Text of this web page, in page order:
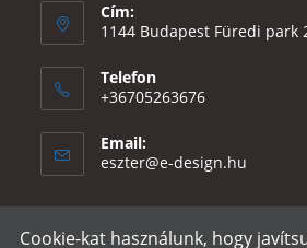
Cím:
1144 Budapest Füredi park
Telefon
+36705263676
Email:
eszter@e-design.hu
Cookie-kat használunk, hogy